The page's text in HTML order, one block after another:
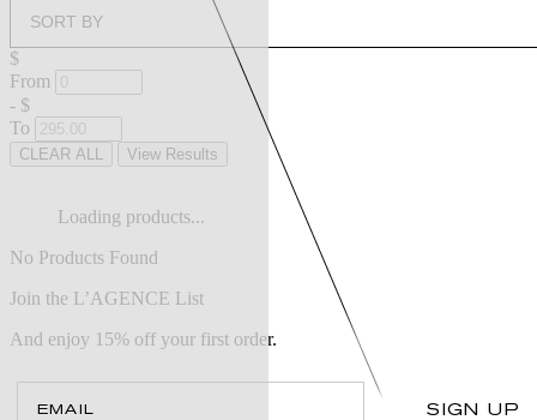
SORT BY
$
From
- $
To
CLEAR ALL View Results
Loading products...
No Products Found
Join the L’AGENCE List
And enjoy 15% off your first order.
SIGN UP